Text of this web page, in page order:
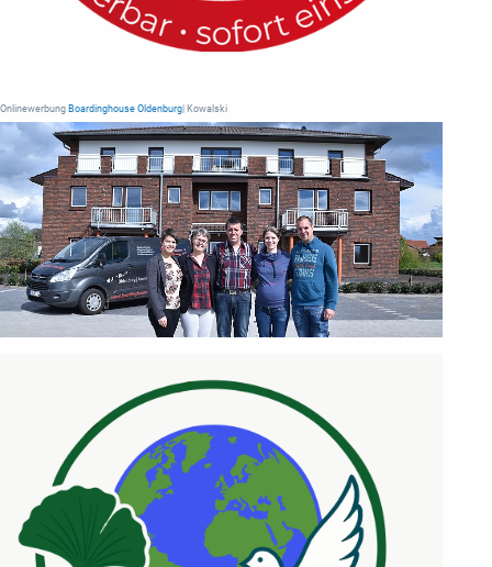
Onlinewerbung Boardinghouse Oldenburg | Kowalski